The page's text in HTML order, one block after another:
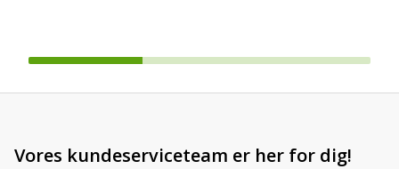
Vores kundeserviceteam er her for dig!